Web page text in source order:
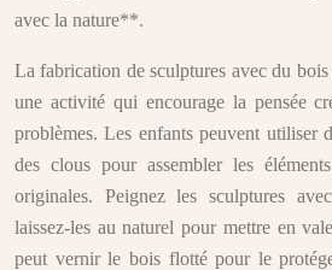
avec la nature**.
La fabrication de sculptures avec du
une activité qui encourage la pensée
problèmes. Les enfants peuvent utiliser
des clous pour assembler les
originales. Peignez les sculptures
laissez-les au naturel pour mettre en
peut vernir le bois flotté pour le